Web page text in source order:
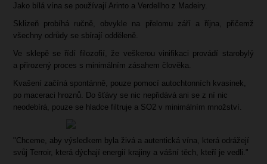
Jako bílá vína se používají Arinto a Verdellho z Madeiry.
Sklizeň probíhá ručně, obvykle na přelomu září a října, přičemž
všechny odrůdy se sbírají odděleně.
Ve sklepě se řídí filozofií, že veškerou vinifikaci provádí starobylý
a přirozený proces s minimálním zásahem člověka.
Kvašení začíná spontánně, pouze pomocí autochtonních kvasinek,
po maceraci hroznů. Do šťávy se nic nepřidává ani se z ní nic
neodebírá, pouze se hladce filtruje a SO2 v minimálním množství.
"Chceme, aby výsledkem byla živá a autentická vína, která odrážejí
svůj Terroir, která dýchají energií krajiny a vášní těch, kteří je vedli."